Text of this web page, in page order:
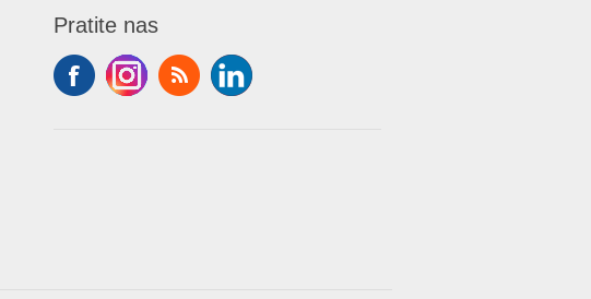
Pratite nas